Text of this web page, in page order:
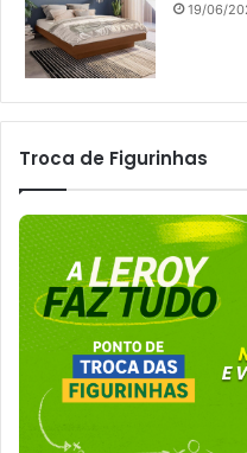
19/06/
Troca de Figurinhas